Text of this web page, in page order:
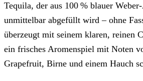
Tequila, der aus 100 % blauer
unmittelbar abgefüllt wird – ohne
überzeugt mit seinem klaren, reinen
ein frisches Aromenspiel mit Noten
Grapefruit, Birne und einem Hauch